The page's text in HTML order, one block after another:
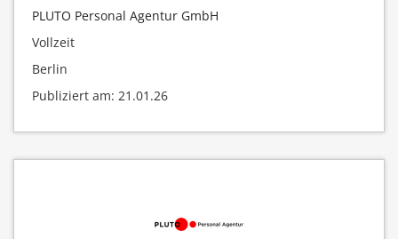
PLUTO Personal Agentur GmbH
Vollzeit
Berlin
Publiziert am: 21.01.26